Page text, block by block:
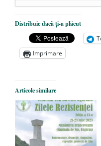
Dezvăluiri
președintele
Zelensky
- 13
Statul care
Legea Vexler
poetului
- 16 aprilie 2026
Distribuie dacă ți-a plăcut
Imprimare
Articole similare